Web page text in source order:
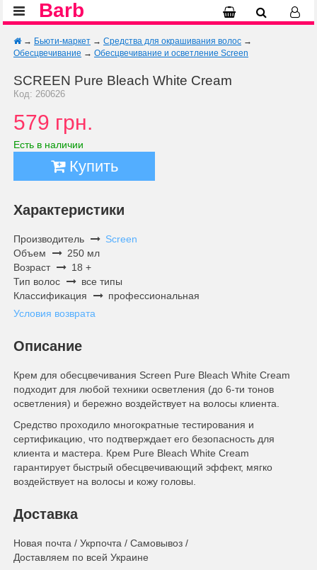
Barb
→ Бьюти-маркет → Средства для окрашивания волос →
Обесцвечивание → Обесцвечивание и осветление Screen
SCREEN Pure Bleach White Cream
Код: 260626
579 грн.
Есть в наличии
Купить
Характеристики
Производитель
Screen
Объем
250 мл
Возраст
18 +
Тип волос
все типы
Классификация
профессиональная
Условия возврата
Описание
Крем для обесцвечивания Screen Pure Bleach White Cream
подходит для любой техники осветления (до 6-ти тонов
осветления) и бережно воздействует на волосы клиента.
Средство проходило многократные тестирования и
сертификацию, что подтверждает его безопасность для
клиента и мастера. Крем Pure Bleach White Cream
гарантирует быстрый обесцвечивающий эффект, мягко
воздействует на волосы и кожу головы.
Доставка
Новая почта / Укрпочта / Самовывоз /
Доставляем по всей Украине